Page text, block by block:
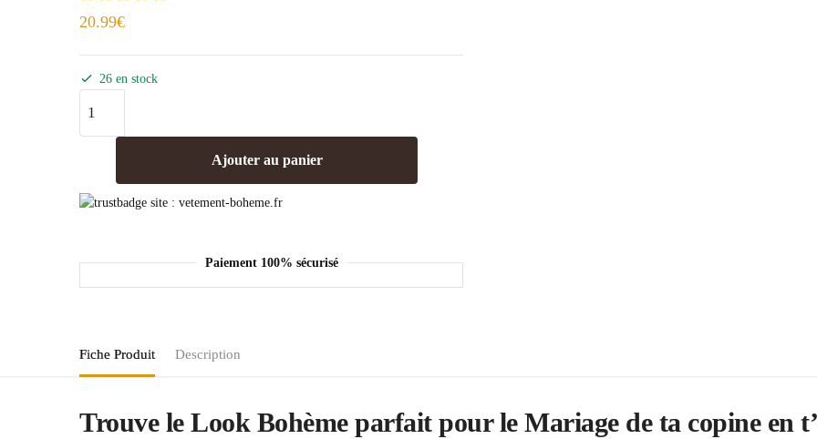
20.99€
26 en stock
Ajouter au panier
Paiement 100% sécurisé
Fiche Produit Description
Trouve le Look Bohème parfait pour le Mariage de ta copine en